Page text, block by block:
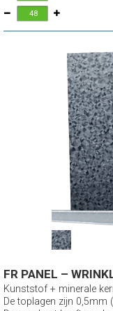
FR PANEL –
Kunststof + minerale
De toplagen zijn 0,5mm